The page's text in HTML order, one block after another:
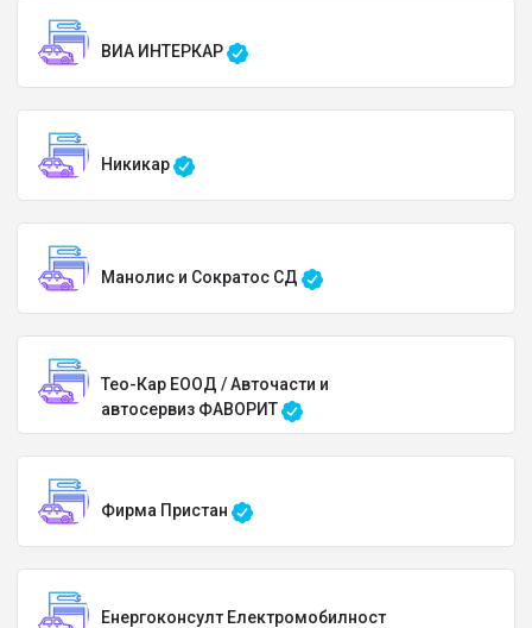
ВИА ИНТЕРКАР
Никикар
Манолис и Сократос СД
Тео-Кар ЕООД / Авточасти и
автосервиз ФАВОРИТ
Фирма Пристан
Енергоконсулт Електромобилност